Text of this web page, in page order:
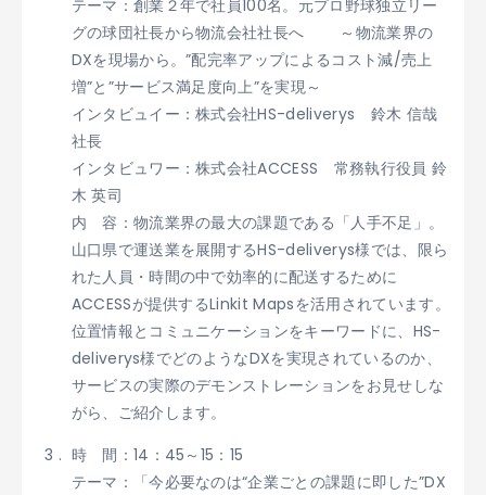
テーマ：創業２年で社員100名。元プロ野球独立リー
グの球団社長から物流会社社長へ ～物流業界の
DXを現場から。”配完率アップによるコスト減/売上
増”と”サービス満足度向上”を実現～
インタビュイー：株式会社HS-deliverys 鈴木 信哉
社長
インタビュワー：株式会社ACCESS 常務執行役員 鈴
木 英司
内 容：物流業界の最大の課題である「人手不足」。
山口県で運送業を展開するHS-deliverys様では、限ら
れた人員・時間の中で効率的に配送するために
ACCESSが提供するLinkit Mapsを活用されています。
位置情報とコミュニケーションをキーワードに、HS-
deliverys様でどのようなDXを実現されているのか、
サービスの実際のデモンストレーションをお見せしな
がら、ご紹介します。​ ​​​​
時 間：14：45～15：15
テーマ：「今必要なのは“企業ごとの課題に即した”DX